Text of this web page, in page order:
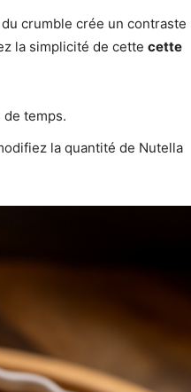
crumble crée un contraste
la simplicité de cette cette
temps.
la quantité de Nutella